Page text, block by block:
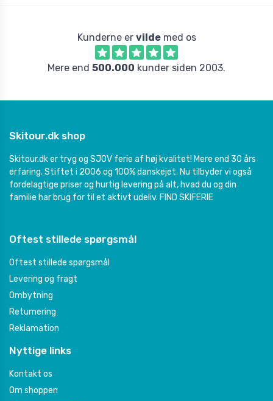
Kunderne er vildemed os
Mere end 500.000 kunder siden 2003.
Skitour.dk shop
Skitour.dk er tryg og SJOV ferie af høj kvalitet! Mere end 30 års
erfaring. Stiftet i 2006 og 100% danskejet. Nu tilbyder vi også
fordelagtige priser og hurtig levering på alt, hvad du og din
familie har brug for til et aktivt udeliv. FIND SKIFERIE
Oftest stillede spørgsmål
Oftest stillede spørgsmål
Levering og fragt
Ombytning
Returnering
Reklamation
Nyttige links
Kontakt os
Om shoppen